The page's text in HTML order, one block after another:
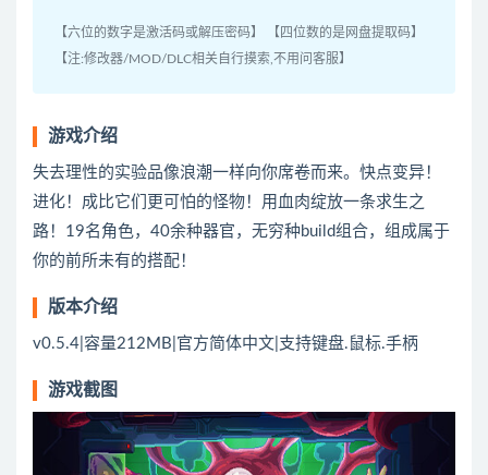
【六位的数字是激活码或解压密码】 【四位数的是网盘提取码】
【注:修改器/MOD/DLC相关自行摸索,不用问客服】
游戏介绍
失去理性的实验品像浪潮一样向你席卷而来。快点变异！
进化！成比它们更可怕的怪物！用血肉绽放一条求生之
路！19名角色，40余种器官，无穷种build组合，组成属于
你的前所未有的搭配！
版本介绍
v0.5.4|容量212MB|官方简体中文|支持键盘.鼠标.手柄
游戏截图